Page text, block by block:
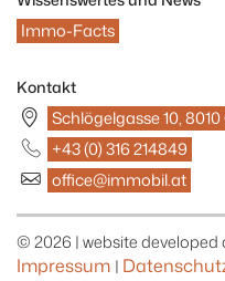
Immo-Facts
Kontakt
Schlögelgasse 10,
+43 (0) 316 214849
office@immobil.at
© 2026 | website developed
Impressum |